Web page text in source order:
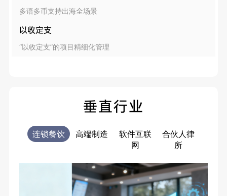
多语多币支持出海全场景
以收定支
“以收定支”的项目精细化管理
垂直行业
连锁餐饮 高端制造
软件互联
网
合伙人律
所